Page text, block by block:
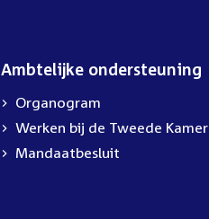
Ambtelijke ondersteuning
Organogram
External
link:
Werken bij de Tweede Kamer
Mandaatbesluit